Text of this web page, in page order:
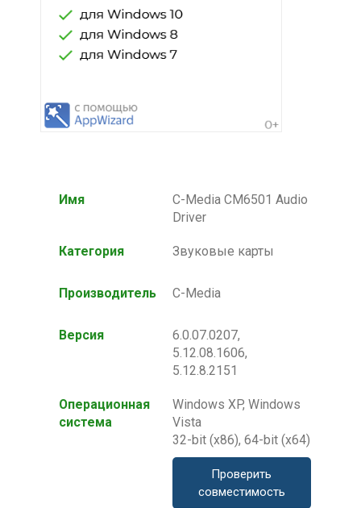
Имя
C-Media CM6501 Audio
Driver
Категория Звуковые карты
Производитель C-Media
Версия
6.0.07.0207,
5.12.08.1606,
5.12.8.2151
Операционная
система
Windows XP, Windows
Vista
32-bit (x86), 64-bit (x64)
Проверить
совместимость